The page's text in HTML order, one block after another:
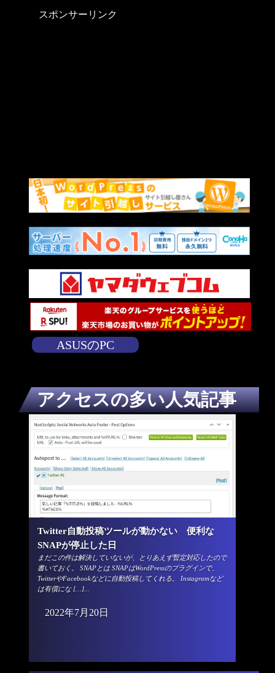
スポンサーリンク
ASUSのPC
アクセスの多い人気記事
Twitter自動投稿ツールが動かない 便利な
SNAPが停止した日
まだこの件は解決していないが、とりあえず暫定対応したので
書いておく。 SNAPとは SNAPはWordPressのプラグインで、
TwitterやFacebookなどに自動投稿してくれる。 Instagramなど
は有償にな […]...
2022年7月20日